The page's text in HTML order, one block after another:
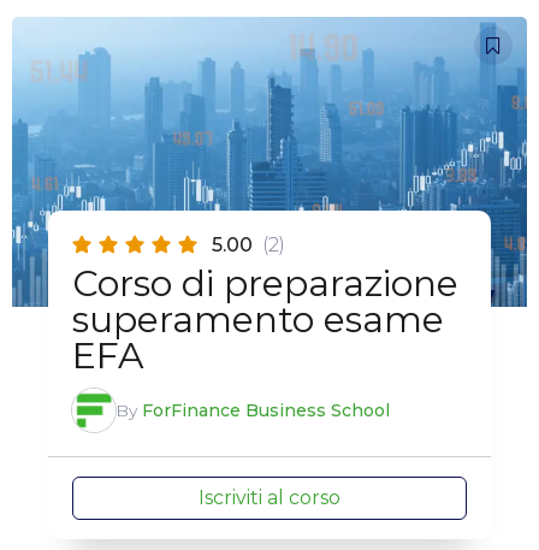
5.00 (2)
Corso di preparazione
superamento esame
EFA
By ForFinance Business School
Iscriviti al corso